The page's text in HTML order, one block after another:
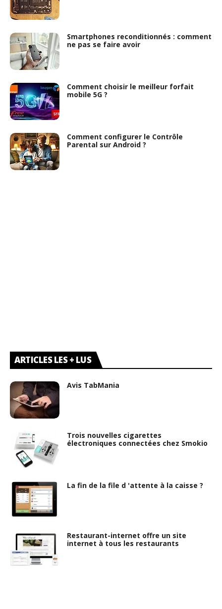
Smartphones reconditionnés : comment
ne pas se faire avoir
Comment choisir le meilleur forfait
mobile 5G ?
Comment configurer le Contrôle
Parental sur Android ?
ARTICLES LES + LUS
Avis TabMania
Trois nouvelles cigarettes
électroniques connectées chez Smokio
La fin de la file d 'attente à la caisse ?
Restaurant-internet offre un site
internet à tous les restaurants